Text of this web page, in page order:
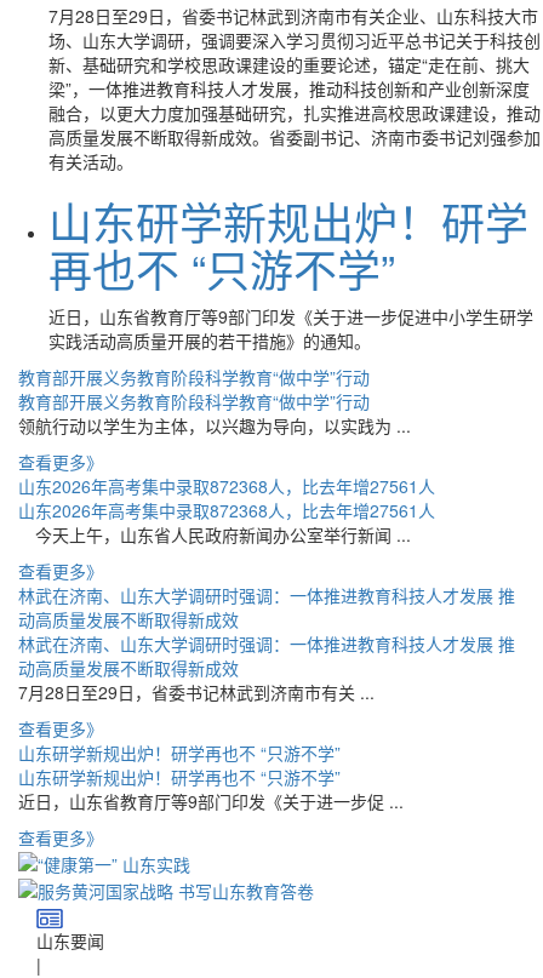
7月28日至29日，省委书记林武到济南市有关企业、山东科技大市
场、山东大学调研，强调要深入学习贯彻习近平总书记关于科技创
新、基础研究和学校思政课建设的重要论述，锚定“走在前、挑大
梁”，一体推进教育科技人才发展，推动科技创新和产业创新深度
融合，以更大力度加强基础研究，扎实推进高校思政课建设，推动
高质量发展不断取得新成效。省委副书记、济南市委书记刘强参加
有关活动。
山东研学新规出炉！研学
再也不 “只游不学”
近日，山东省教育厅等9部门印发《关于进一步促进中小学生研学
实践活动高质量开展的若干措施》的通知。
教育部开展义务教育阶段科学教育“做中学”行动
教育部开展义务教育阶段科学教育“做中学”行动
领航行动以学生为主体，以兴趣为导向，以实践为 ...
查看更多》
山东2026年高考集中录取872368人，比去年增27561人
山东2026年高考集中录取872368人，比去年增27561人
今天上午，山东省人民政府新闻办公室举行新闻 ...
查看更多》
林武在济南、山东大学调研时强调：一体推进教育科技人才发展 推
动高质量发展不断取得新成效
林武在济南、山东大学调研时强调：一体推进教育科技人才发展 推
动高质量发展不断取得新成效
7月28日至29日，省委书记林武到济南市有关 ...
查看更多》
山东研学新规出炉！研学再也不 “只游不学”
山东研学新规出炉！研学再也不 “只游不学”
近日，山东省教育厅等9部门印发《关于进一步促 ...
查看更多》
山东要闻
|